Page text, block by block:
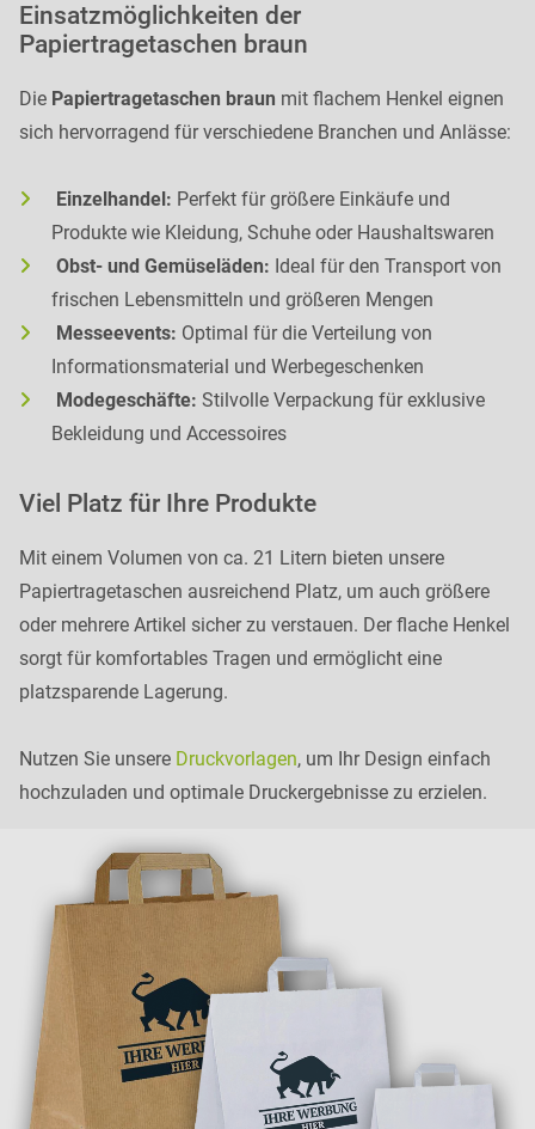
Einsatzmöglichkeiten der
Papiertragetaschen braun
Die Papiertragetaschen braun mit flachem Henkel eignen
sich hervorragend für verschiedene Branchen und Anlässe:
Einzelhandel: Perfekt für größere Einkäufe und
Produkte wie Kleidung, Schuhe oder Haushaltswaren
Obst- und Gemüseläden: Ideal für den Transport von
frischen Lebensmitteln und größeren Mengen
Messeevents: Optimal für die Verteilung von
Informationsmaterial und Werbegeschenken
Modegeschäfte: Stilvolle Verpackung für exklusive
Bekleidung und Accessoires
Viel Platz für Ihre Produkte
Mit einem Volumen von ca. 21 Litern bieten unsere
Papiertragetaschen ausreichend Platz, um auch größere
oder mehrere Artikel sicher zu verstauen. Der flache Henkel
sorgt für komfortables Tragen und ermöglicht eine
platzsparende Lagerung.
Nutzen Sie unsere Druckvorlagen, um Ihr Design einfach
hochzuladen und optimale Druckergebnisse zu erzielen.